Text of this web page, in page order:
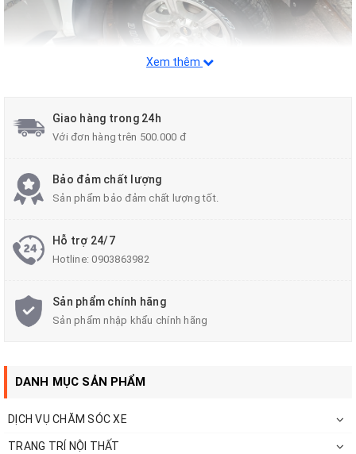
Xem thêm
Giao hàng trong 24h
Với đơn hàng trên 500.000 đ
Bảo đảm chất lượng
Sản phẩm bảo đảm chất lượng tốt.
Hỗ trợ 24/7
Hotline:0903863982
Sản phẩm chính hãng
Sản phẩm nhập khẩu chính hãng
DANH MỤC SẢN PHẨM
DỊCH VỤ CHĂM SÓC XE
TRANG TRÍ NỘI THẤT